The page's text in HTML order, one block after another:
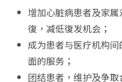
增加心脏病患者及家
復，减低復发机会；
成为患者与医疗机构
面的服务；
团结患者，维护及争取